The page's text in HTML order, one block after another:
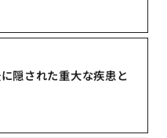
隠された重大な疾患と